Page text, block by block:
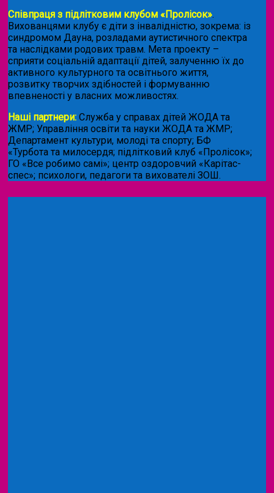
Співпраця з підлітковим клубом «Пролісок».
Вихованцями клубу є діти з інвалідністю, зокрема: із
синдромом Дауна, розладами аутистичного спектра
та наслідками родових травм. Мета проекту –
сприяти соціальній адаптації дітей, залученню їх до
активного культурного та освітнього життя,
розвитку творчих здібностей і формуванню
впевненості у власних можливостях.
Наші партнери: Служба у справах дітей ЖОДА та
ЖМР; Управління освіти та науки ЖОДА та ЖМР;
Департамент культури, молоді та спорту; БФ
«Турбота та милосердя; підлітковий клуб «Пролісок»;
ГО «Все робимо самі»; центр оздоровчий «Карітас-
спес»; психологи, педагоги та вихователі ЗОШ.